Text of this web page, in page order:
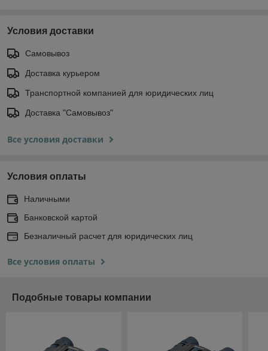
Условия доставки
Самовывоз
Доставка курьером
Транспортной компанией для юридических лиц
Доставка "Самовывоз"
Все условия доставки
Условия оплаты
Наличными
Банковской картой
Безналичный расчет для юридических лиц
Все условия оплаты
Подобные товары компании